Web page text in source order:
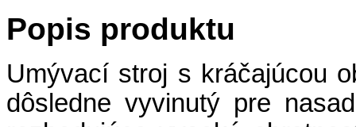
Popis produktu
Umývací stroj s kráčajúcou
dôsledne vyvinutý pre